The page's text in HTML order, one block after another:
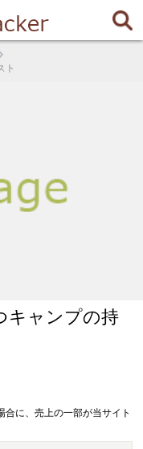
ト
キャンプの持
に、売上の一部が当サイト